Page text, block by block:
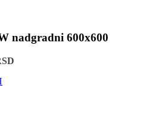
nadgradni 600x600